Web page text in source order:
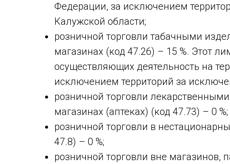
Федерации, за исключением
Калужской области;
розничной торговли табачными
магазинах (код 47.26) – 15 %. Этот
осуществляющих деятельность на
исключением территорий за
розничной торговли
магазинах (аптеках) (код 47.73) – 0 %;
розничной торговли в
47.8) – 0 %;
розничной торговли вне магазинов,